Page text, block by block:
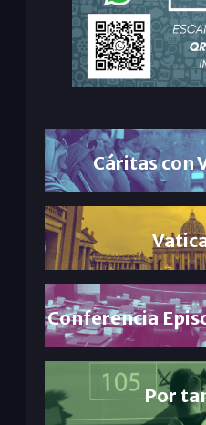
Cáritas con
Conferencia
Por